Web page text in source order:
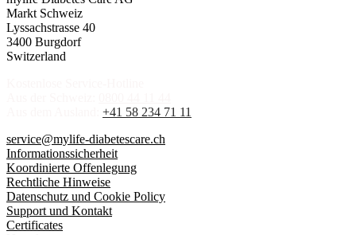
Markt Schweiz
Lyssachstrasse 40
3400 Burgdorf
Switzerland
+41 58 234 71 11
service@mylife-diabetescare.ch
Informationssicherheit
Koordinierte Offenlegung
Rechtliche Hinweise
Datenschutz und Cookie Policy
Support und Kontakt
Certificates